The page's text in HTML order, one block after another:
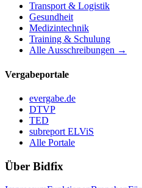
Transport & Logistik
Gesundheit
Medizintechnik
Training & Schulung
Alle Ausschreibungen →
Vergabeportale
evergabe.de
DTVP
TED
subreport ELViS
Alle Portale
Über Bidfix